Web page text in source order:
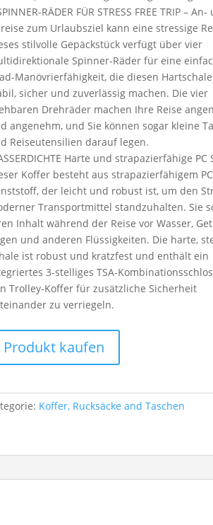
RÄDER FÜR STRESS FREE TRIP – An-
zum Urlaubsziel kann eine stressige
stilvolle Gepäckstück verfügt über vier
Spinner-Räder für eine
Manövrierfähigkeit, die diesen
sicher und zuverlässig machen. Die vier
Drehräder machen Ihre Reise
angenehm, und Sie können sogar kleine
Reiseutensilien darauf legen.
Harte und strapazierfähige PC
Koffer besteht aus strapazierfähigem
der leicht und robust ist, um den
Transportmittel standzuhalten. Sie
Inhalt während der Reise vor Wasser,
und anderen Flüssigkeiten. Die harte,
ist robust und kratzfest und enthält ein
3-stelliges TSA-
Trolley-Koffer für zusätzliche Sicherheit
zu verriegeln.
Produkt kaufen
Koffer, Rucksäcke and Taschen